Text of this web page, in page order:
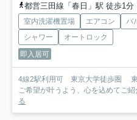
都営三田線「春日」駅 徒歩1分
室内洗濯機置場 エアコン バ
シャワー
オートロック
即入居可
4線2駅利用可 東京大学徒歩圏 東
ご希望が叶うよう、心を込めてご
る